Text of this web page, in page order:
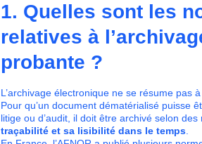
1. Quelles sont les
relatives à
probante ?
L’archivage électronique ne se résume pas
Pour qu’un document dématérialisé puisse
litige ou d’audit, il doit être archivé selon des
traçabilité et sa lisibilité dans le temps.